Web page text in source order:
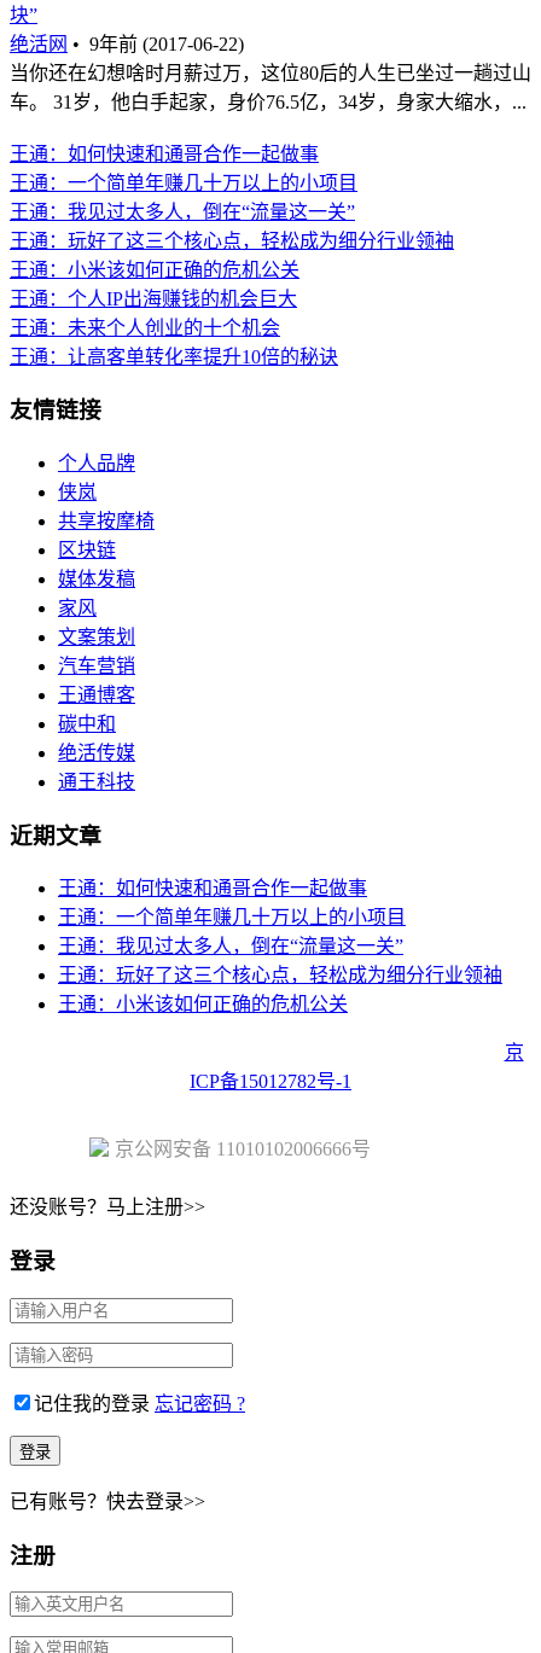
块”
绝活网 • 9年前 (2017-06-22)
当你还在幻想啥时月薪过万，这位80后的人生已坐过一趟过山
车。 31岁，他白手起家，身价76.5亿，34岁，身家大缩水，...
王通：如何快速和通哥合作一起做事
王通：一个简单年赚几十万以上的小项目
王通：我见过太多人，倒在“流量这一关”
王通：玩好了这三个核心点，轻松成为细分行业领袖
王通：小米该如何正确的危机公关
王通：个人IP出海赚钱的机会巨大
王通：未来个人创业的十个机会
王通：让高客单转化率提升10倍的秘诀
友情链接
个人品牌
侠岚
共享按摩椅
区块链
媒体发稿
家风
文案策划
汽车营销
王通博客
碳中和
绝活传媒
通王科技
近期文章
王通：如何快速和通哥合作一起做事
王通：一个简单年赚几十万以上的小项目
王通：我见过太多人，倒在“流量这一关”
王通：玩好了这三个核心点，轻松成为细分行业领袖
王通：小米该如何正确的危机公关
京
ICP备15012782号-1
京公网安备 11010102006666号
还没账号？马上注册>>
登录
记住我的登录 忘记密码 ?
已有账号？快去登录>>
注册